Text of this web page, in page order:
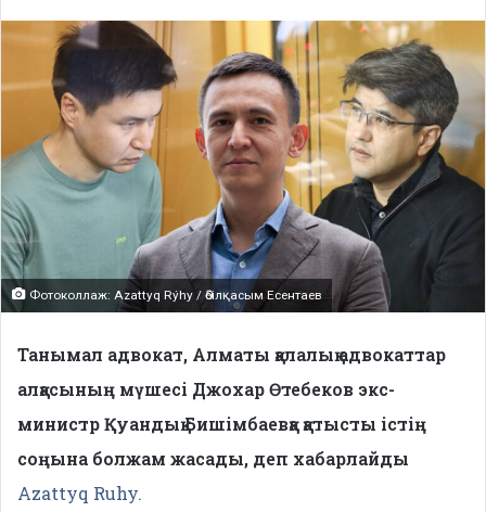
Фотоколлаж: Azattyq Rýhy / Әбілқасым Есентаев
Танымал адвокат, Алматы қалалық адвокаттар
алқасының мүшесі Джохар Өтебеков экс-
министр Қуандық Бишімбаевқа қатысты істің
соңына болжам жасады, деп хабарлайды
Azattyq Ruhy.